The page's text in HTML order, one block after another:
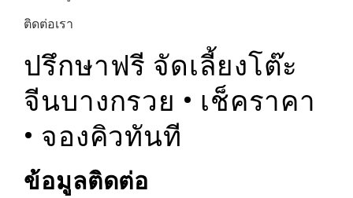
ติดต่อเรา
ปรึกษาฟรี จัดเลี้ยงโต๊ะ
จีนบางกรวย • เช็คราคา
• จองคิวทันที
ข้อมูลติดต่อ